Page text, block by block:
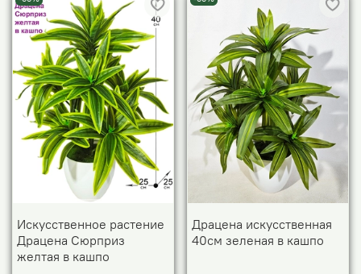
Искусственное растение
Драцена Сюрприз
желтая в кашпо
Драцена искусственная
40см зеленая в кашпо